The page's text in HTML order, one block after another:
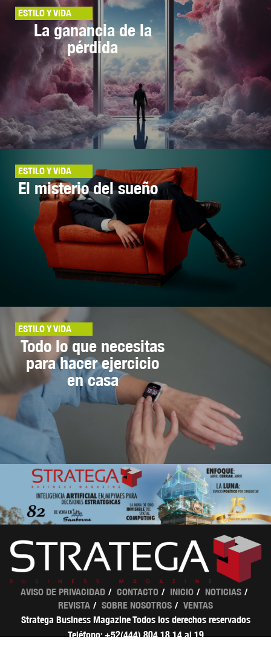
ESTILO Y VIDA
La ganancia de la
pérdida
ESTILO Y VIDA
El misterio del sueño
ESTILO Y VIDA
Todo lo que necesitas
para hacer ejercicio
en casa
AVISO DE PRIVACIDAD CONTACTO INICIO
NOTICIAS
REVISTA
SOBRE NOSOTROS
VENTAS
Stratega Business Magazine Todos los derechos reservados
Teléfono: +52(444) 804 18 14 al 19